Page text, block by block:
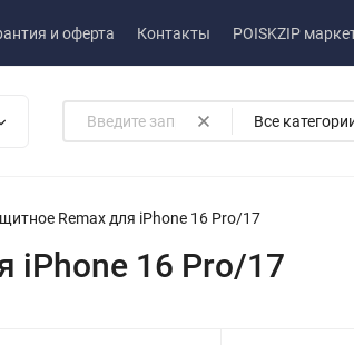
и оферта Контакты POISKZIP
Все
Remax для iPhone 16 Prо/17
iPhone 16 Prо/17